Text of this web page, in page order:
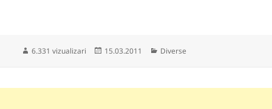
6.331 vizualizari
Publicat
15.03.2011 Categorii
Diverse